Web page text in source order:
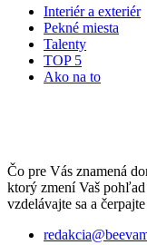
Interiér a exteriér
Pekné miesta
Talenty
TOP 5
Ako na to
Čo pre Vás znamená
ktorý zmení Vaš
vzdelávajte sa a